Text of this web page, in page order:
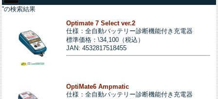
''の検索結果
Optimate 7 Select ver.2
仕様：全自動バッテリー診断機能付き充電器
標準価格：\34,100（税込）
JAN: 4532817518455
OptiMate6 Ampmatic
仕様：全自動バッテリー診断機能付き充電器